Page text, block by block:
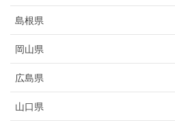
島根県
岡山県
広島県
山口県